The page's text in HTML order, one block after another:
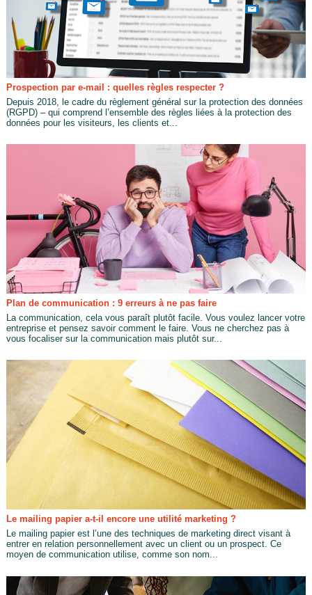
Prospection par e-mail : quelles règles respecter ?
Depuis 2018, le cadre du règlement général sur la protection des données
(RGPD) – qui comprend l’ensemble des règles liées à la protection des
données pour les visiteurs, les clients et...
Plan de communication : 9 erreurs à ne pas faire
La communication, cela vous paraît plutôt facile. Vous voulez lancer votre
entreprise et pensez savoir comment le faire. Vous ne cherchez pas à
vous focaliser sur la communication mais plutôt sur...
Le mailing papier a-t-il encore une utilité marketing ?
Le mailing papier est l’une des techniques de marketing direct visant à
entrer en relation personnellement avec un client ou un prospect. Ce
moyen de communication utilise, comme son nom...